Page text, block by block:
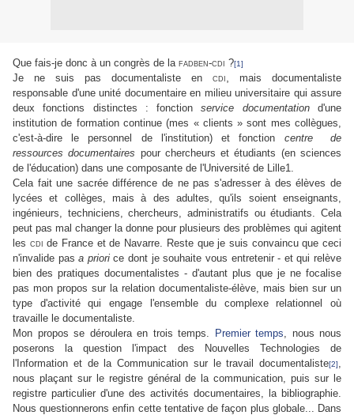
Que fais-je donc à un congrès de la fadben-cdi ?[1]
Je ne suis pas documentaliste en cdi
mais documentaliste
responsable d'une unité documentaire en milieu universitaire qui assure
deux fonctions distinctes : fonctionservice documentationd'une
institution de formation continue (mes « clients » sont mes collègues,
c'est-à-dire le personnel de l'institution) et fonction centre de
ressources documentaires pour chercheurs et étudiants (en sciences
de l'éducation) dans une composante de l'Université de Lille1.
Cela fait une sacrée différence de ne pas s'adresser à des élèves de
lycées et collèges, mais à des adultes, qu'ils soient enseignants,
ingénieurs, techniciens, chercheurs, administratifs ou étudiants. Cela
peut pas mal changer la donne pour plusieurs des problèmes qui agitent
les cdi de France et de Navarre. Reste que je suis convaincu que ceci
n'invalide pasa priorice dont je souhaite vous entretenir - et qui relève
bien des pratiques documentalistes - d'autant plus que je ne focalise
pas mon propos sur la relation documentaliste-élève, mais bien sur un
type d'activité qui engage l'ensemble du complexe relationnel où
travaille le documentaliste.
Mon propos se déroulera en trois temps.
Premier temps, nous nous
poserons la question l'impact des Nouvelles Technologies de
l'Information et de la Communication sur le travail documentaliste[2],
nous plaçant sur le registre général de la communication, puis sur le
registre particulier d'une des activités documentaires, la bibliographie.
Nous questionnerons enfin cette tentative de façon plus globale... Dans